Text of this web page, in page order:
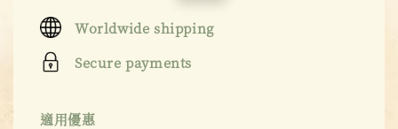
Worldwide shipping
Secure payments
適用優惠